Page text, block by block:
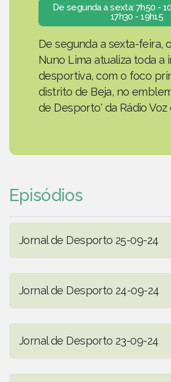
De segunda a sexta: 7h50 -
17h30 - 19h15
De segunda a sexta-feira,
Nuno Lima atualiza toda a
desportiva, com o foco
distrito de Beja, no
de Desporto' da Rádio Voz
Episódios
Jornal de Desporto 25-09-24
Jornal de Desporto 24-09-24
Jornal de Desporto 23-09-24